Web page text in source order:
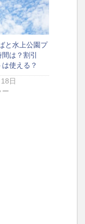
と水上公園プ
は？割引
使える？
日
ー